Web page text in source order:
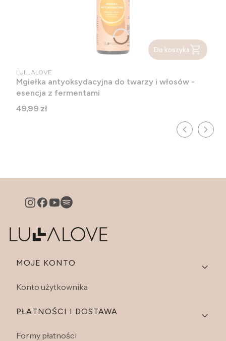
Do koszyka
PRODUCENT
LULLALOVE
Mgiełka antyoksydacyjna do twarzy i włosów -
esencja z fermentami
Cena
49,99 zł
Linki w stopce
MOJE KONTO
Konto użytkownika
PŁATNOŚCI I DOSTAWA
Formy płatności